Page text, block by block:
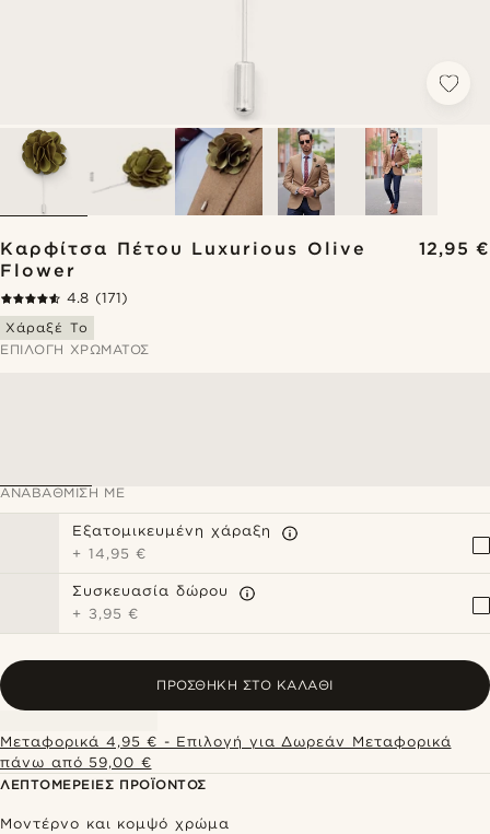
Καρφίτσα Πέτου Luxurious Olive
Flower
12,95 €
4.8 (171)
Χάραξέ Το
ΕΠΙΛΟΓΉ ΧΡΏΜΑΤΟΣ
ΑΝΑΒΆΘΜΙΣΗ ΜΕ
Εξατομικευμένη χάραξη
+ 14,95 €
Συσκευασία δώρου
+ 3,95 €
ΠΡΟΣΘΉΚΗ ΣΤΟ ΚΑΛΆΘΙ
Μεταφορικά 4,95 € - Επιλογή για Δωρεάν Μεταφορικά
πάνω από 59,00 €
ΛΕΠΤΟΜΈΡΕΙΕΣ ΠΡΟΪΌΝΤΟΣ
Μοντέρνο και κομψό χρώμα